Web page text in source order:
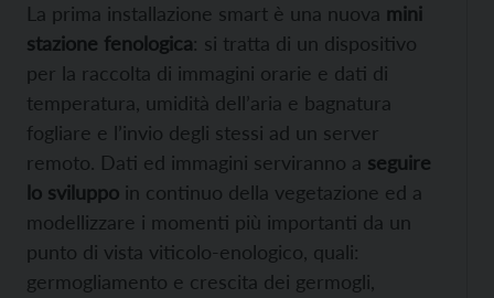
La prima installazione smart è una nuova mini
stazione fenologica: si tratta di un dispositivo
per la raccolta di immagini orarie e dati di
temperatura, umidità dell’aria e bagnatura
fogliare e l’invio degli stessi ad un server
remoto. Dati ed immagini serviranno a seguire
lo sviluppo in continuo della vegetazione ed a
modellizzare i momenti più importanti da un
punto di vista viticolo-enologico, quali:
germogliamento e crescita dei germogli,